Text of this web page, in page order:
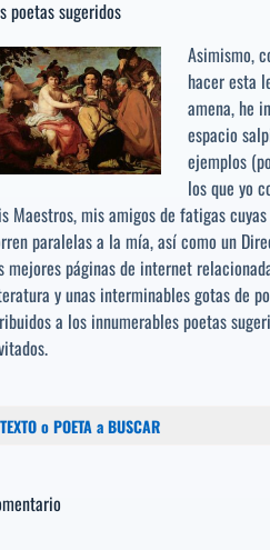
poetas sugeridos
Asimismo,
hacer esta
amena, he
espacio
ejemplos
los que yo
Maestros, mis amigos de fatigas
paralelas a la mía, así como un
mejores páginas de internet
y unas interminables gotas de
a los innumerables poetas